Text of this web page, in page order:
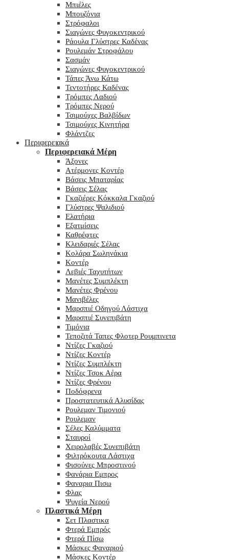
Μπιέλες
Μπουζόνια
Στρόφαλοι
Σιαγώνες Φυγοκεντρικού
Ράουλα Γλύστρες Καδένας
Ρουλεμάν Στροφάλου
Σασμάν
Σιαγώνες Φυγοκεντρικού
Τάπες Άνω Κάτω
Τεντοτήρες Καδένας
Τρόμπες Λαδιού
Τρόμπες Νερού
Τσιμούχες Βαλβίδων
Τσιμούχες Κινητήρα
Φλάντζες
Περιφερειακά
Περιφερειακά Μέρη
Άξονες
Ατέρμονες Κοντέρ
Βάσεις Μπαταρίας
Βάσεις Σέλας
Γκαζιέρες Κόκκαλα Γκαζιού
Γλύστρες Ψαλιδιού
Ελατήρια
Εξατμίσεις
Καθρέφτες
Κλειδαριές Σέλας
Κολάρα Σωληνάκια
Κοντέρ
Λεβιές Ταχυτήτων
Μανέτες Συμπλέκτη
Μανέτες Φρένου
Μανιβέλες
Μαρσπιέ Οδηγού Λάστιχα
Μαρσπιέ Συνεπιβάτη
Τιμόνια
Τεποζιτά Ταπες Φλοτερ Ρουμπινετα
Ντίζες Γκαζιού
Ντίζες Κοντέρ
Ντίζες Συμπλέκτη
Ντίζες Τσοκ Αέρα
Ντίζες Φρένου
Ποδόφρενα
Προστατευτικά Αλυσίδας
Ρουλεμαν Τιμονιού
Ρουλεμαν
Σέλες Καλύμματα
Σταυροί
Χειρολαβές Συνεπιβάτη
Φιλτρόκουτα Λάστιχα
Φισούνες Μπροστινού
Φανάρια Εμπρος
Φαναρια Πισω
Φλας
Ψυγεία Νερού
Πλαστικά Μέρη
Σετ Πλαστικα
Φτερά Εμπρός
Φτερά Πίσω
Μάσκες Φαναριού
Μάσκες Κοντέρ